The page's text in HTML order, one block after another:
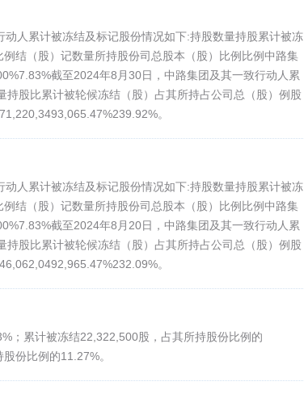
人累计被冻结及标记股份情况如下:持股数量持股累计被冻
结（股）记数量所持股份司总股本（股）比例比例中路集
截至2024年8月30日，中路集团及其一致行动人累
股比累计被轮候冻结（股）占其所持占公司总（股）例股
。
人累计被冻结及标记股份情况如下:持股数量持股累计被冻
结（股）记数量所持股份司总股本（股）比例比例中路集
截至2024年8月20日，中路集团及其一致行动人累
股比累计被轮候冻结（股）占其所持占公司总（股）例股
。
；累计被冻结22,322,500股，占其所持股份比例的
份比例的11.27%。